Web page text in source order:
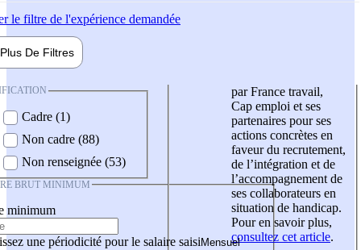
le filtre de l'expérience demandée
Plus De Filtres
Cadre (1)
Non cadre (88)
Non renseignée (53)
BRUT MINIMUM
minimum
une périodicité pour le salaire saisi
par France travail,
Cap emploi et ses
partenaires pour ses
actions concrètes en
faveur du recrutement,
de l’intégration et de
l’accompagnement de
ses collaborateurs en
situation de handicap.
Pour en savoir plus,
consultez cet article.